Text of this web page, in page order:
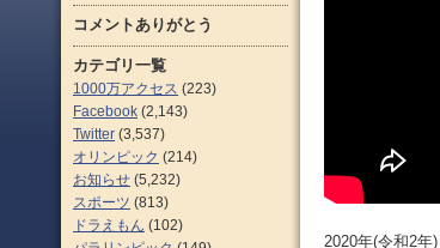
2020年(令和2年
コメントありがとう
カテゴリ一覧
1000万アクセス (223)
Facebook (2,143)
Twitter (3,537)
オリンピック (214)
お知らせ (5,232)
スポーツ (813)
ドラえもん (102)